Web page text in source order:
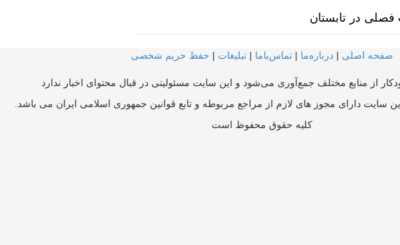
در تابستان
صفحه اصلی | درباره‌ما | تماس‌با‌ما | تبلیغات | حفظ حریم شخصی
از منابع مختلف جمع‌آوری می‌شود و این سایت مسئولیتی در قبال محتوای اخبار ندارد
سایت دارای مجوز های لازم از مراجع مربوطه و تابع قوانین جمهوری اسلامی ایران می باشد.
کلیه حقوق محفوظ است